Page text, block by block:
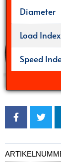
Diameter
Load Index
Speed